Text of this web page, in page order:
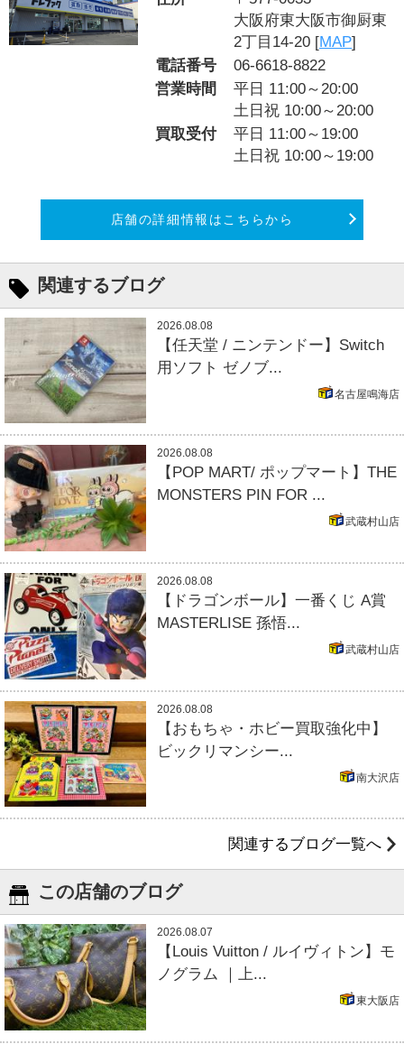
大阪府東大阪市御厨東
2丁目14-20 [MAP]
電話番号
06-6618-8822
営業時間
平日 11:00～20:00
土日祝 10:00～20:00
買取受付
平日 11:00～19:00
土日祝 10:00～19:00
店舗の詳細情報はこちらから
関連するブログ
2026.08.08
【任天堂 / ニンテンドー】Switch
用ソフト ゼノブ...
名古屋鳴海店
2026.08.08
【POP MART/ ポップマート】THE
MONSTERS PIN FOR ...
武蔵村山店
2026.08.08
【ドラゴンボール】一番くじ A賞
MASTERLISE 孫悟...
武蔵村山店
2026.08.08
【おもちゃ・ホビー買取強化中】
ビックリマンシー...
南大沢店
関連するブログ一覧へ
この店舗のブログ
2026.08.07
【Louis Vuitton / ルイヴィトン】モ
ノグラム ｜上...
東大阪店